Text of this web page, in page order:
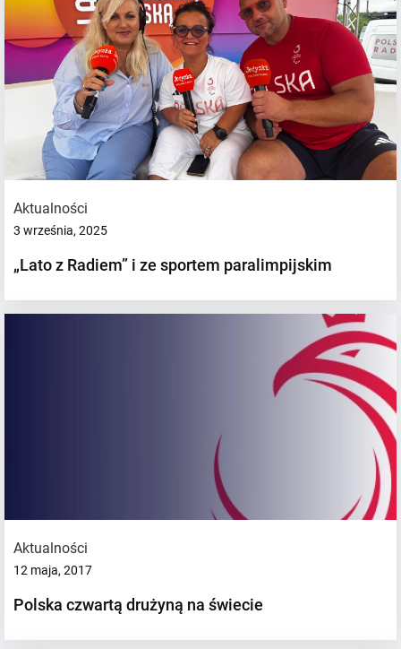
Aktualności
3 września, 2025
„Lato z Radiem” i ze sportem paralimpijskim
Aktualności
12 maja, 2017
Polska czwartą drużyną na świecie